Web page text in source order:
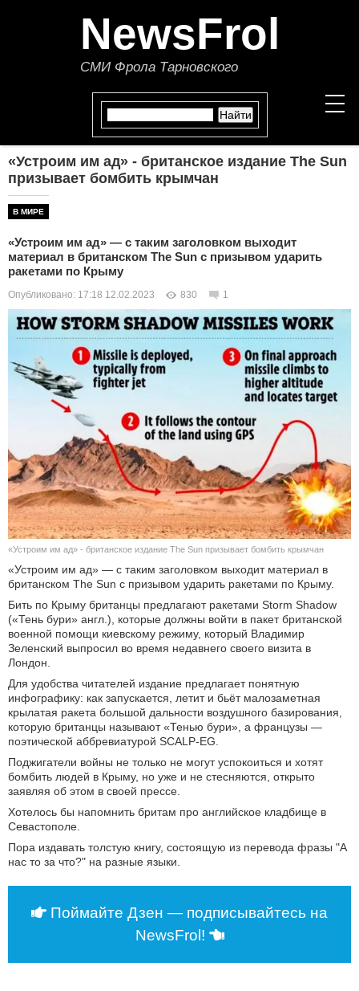
NewsFrol
СМИ Фрола Тарновского
НОВОСТИ
ПОЛИТИКА
В МИРЕ
ОБЩЕСТВО
НАУКА
СПОРТ
ШОУ-БИЗНЕС
АВТО И МОТО
ЭГОИЗМ
БЛОГ
«Устроим им ад» - британское издание The Sun
призывает бомбить крымчан
В МИРЕ
«Устроим им ад» — с таким заголовком выходит
материал в британском The Sun с призывом ударить
ракетами по Крыму
Опубликовано: 17:18 12.02.2023 830 1
«Устроим им ад» - британское издание The Sun призывает бомбить крымчан
«Устроим им ад» — с таким заголовком выходит материал в
британском The Sun с призывом ударить ракетами по Крыму.
Бить по Крыму британцы предлагают ракетами Storm Shadow
(«Тень бури» англ.), которые должны войти в пакет британской
военной помощи киевскому режиму, который Владимир
Зеленский выпросил во время недавнего своего визита в
Лондон.
Для удобства читателей издание предлагает понятную
инфографику: как запускается, летит и бьёт малозаметная
крылатая ракета большой дальности воздушного базирования,
которую британцы называют «Тенью бури», а французы —
поэтической аббревиатурой SCALP-EG.
Поджигатели войны не только не могут успокоиться и хотят
бомбить людей в Крыму, но уже и не стесняются, открыто
заявляя об этом в своей прессе.
Хотелось бы напомнить бритам про английское кладбище в
Севастополе.
Пора издавать толстую книгу, состоящую из перевода фразы "А
нас то за что?" на разные языки.
Поймайте Дзен — подписывайтесь на
NewsFrol!